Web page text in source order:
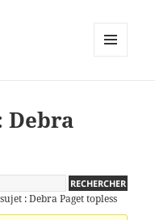
Debra
: Debra Paget topless